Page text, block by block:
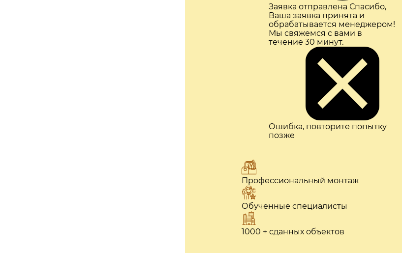
Заявка отправлена Спасибо,
Ваша заявка принята и
обрабатывается менеджером!
Мы свяжемся с вами в
течение 30 минут.
Ошибка, повторите попытку
позже
Профессиональный монтаж
Обученные специалисты
1000 + сданных объектов